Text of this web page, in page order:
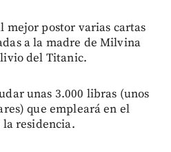
mejor postor varias cartas
a la madre de Milvina
del Titanic.
unas 3.000 libras (unos
que empleará en el
la residencia.